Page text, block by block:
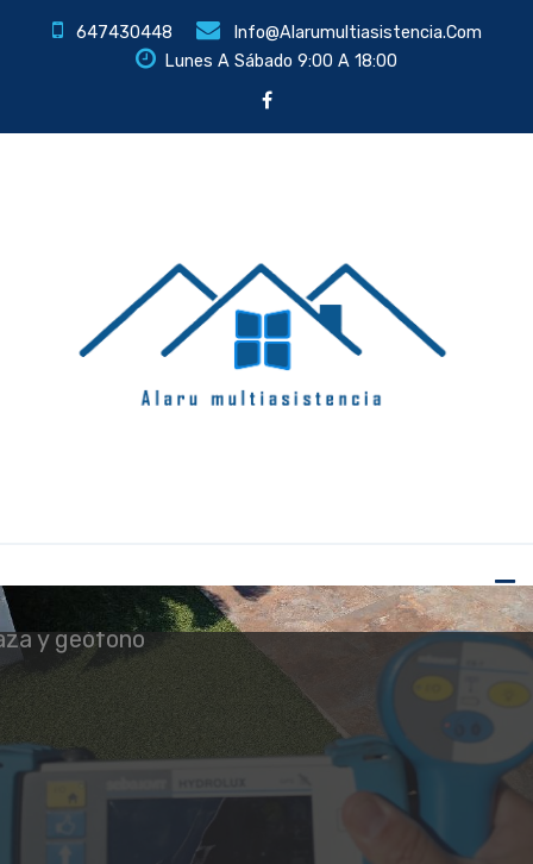
647430448
Info@alarumultiasistencia.com
Lunes A Sábado 9:00 A 18:00